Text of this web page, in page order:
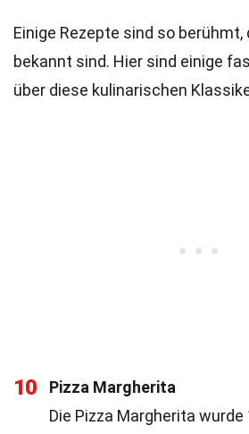
Einige Rezepte sind so
bekannt sind. Hier sind einige
über diese kulinarischen
10
Pizza Margherita
Die Pizza Margherita wurde